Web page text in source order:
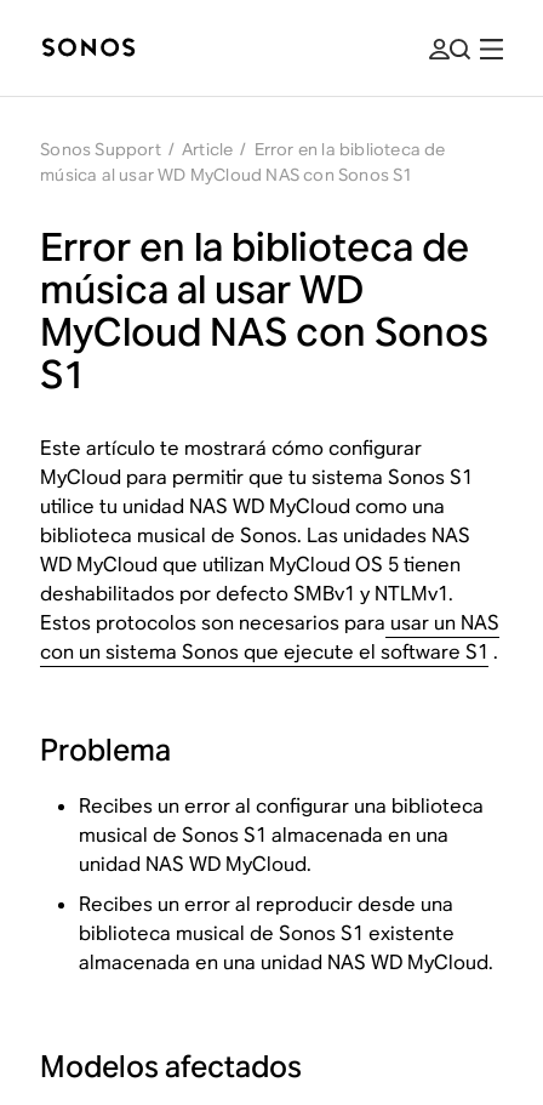
Sonos Support / Article / Error en la biblioteca de
música al usar WD MyCloud NAS con Sonos S1
Error en la biblioteca de
música al usar WD
MyCloud NAS con Sonos
S1
Este artículo te mostrará cómo configurar
MyCloud para permitir que tu sistema Sonos S1
utilice tu unidad NAS WD MyCloud como una
biblioteca musical de Sonos. Las unidades NAS
WD MyCloud que utilizan MyCloud OS 5 tienen
deshabilitados por defecto SMBv1 y NTLMv1.
Estos protocolos son necesarios para usar un NAS
con un sistema Sonos que ejecute el software S1 .
Problema
Recibes un error al configurar una biblioteca
musical de Sonos S1 almacenada en una
unidad NAS WD MyCloud.
Recibes un error al reproducir desde una
biblioteca musical de Sonos S1 existente
almacenada en una unidad NAS WD MyCloud.
Modelos afectados